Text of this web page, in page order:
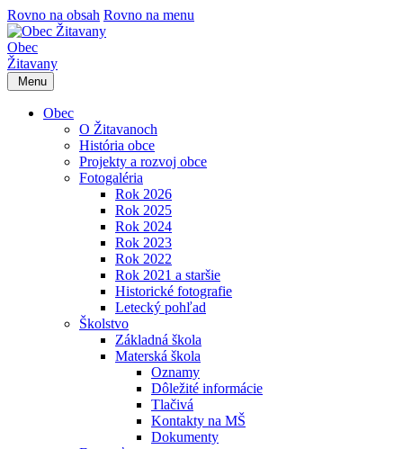
Rovno na obsah Rovno na menu
Obec
Žitavany
Menu
Obec
O Žitavanoch
História obce
Projekty a rozvoj obce
Fotogaléria
Rok 2026
Rok 2025
Rok 2024
Rok 2023
Rok 2022
Rok 2021 a staršie
Historické fotografie
Letecký pohľad
Školstvo
Základná škola
Materská škola
Oznamy
Dôležité informácie
Tlačivá
Kontakty na MŠ
Dokumenty